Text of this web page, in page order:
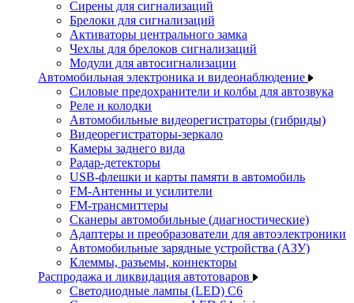
Сирены для сигнализаций
Брелоки для сигнализаций
Активаторы центрального замка
Чехлы для брелоков сигнализаций
Модули для автосигнализации
Автомобильная электроника и видеонаблюдение
Силовые предохранители и колбы для автозвука
Реле и колодки
Автомобильные видеорегистраторы (гибриды)
Видеорегистраторы-зеркало
Камеры заднего вида
Радар-детекторы
USB-флешки и карты памяти в автомобиль
FM-Антенны и усилители
FM-трансмиттеры
Сканеры автомобильные (диагностические)
Адаптеры и преобразователи для автоэлектроники
Автомобильные зарядные устройства (АЗУ)
Клеммы, разъемы, коннекторы
Распродажа и ликвидация автотоваров
Светодиодные лампы (LED) C6